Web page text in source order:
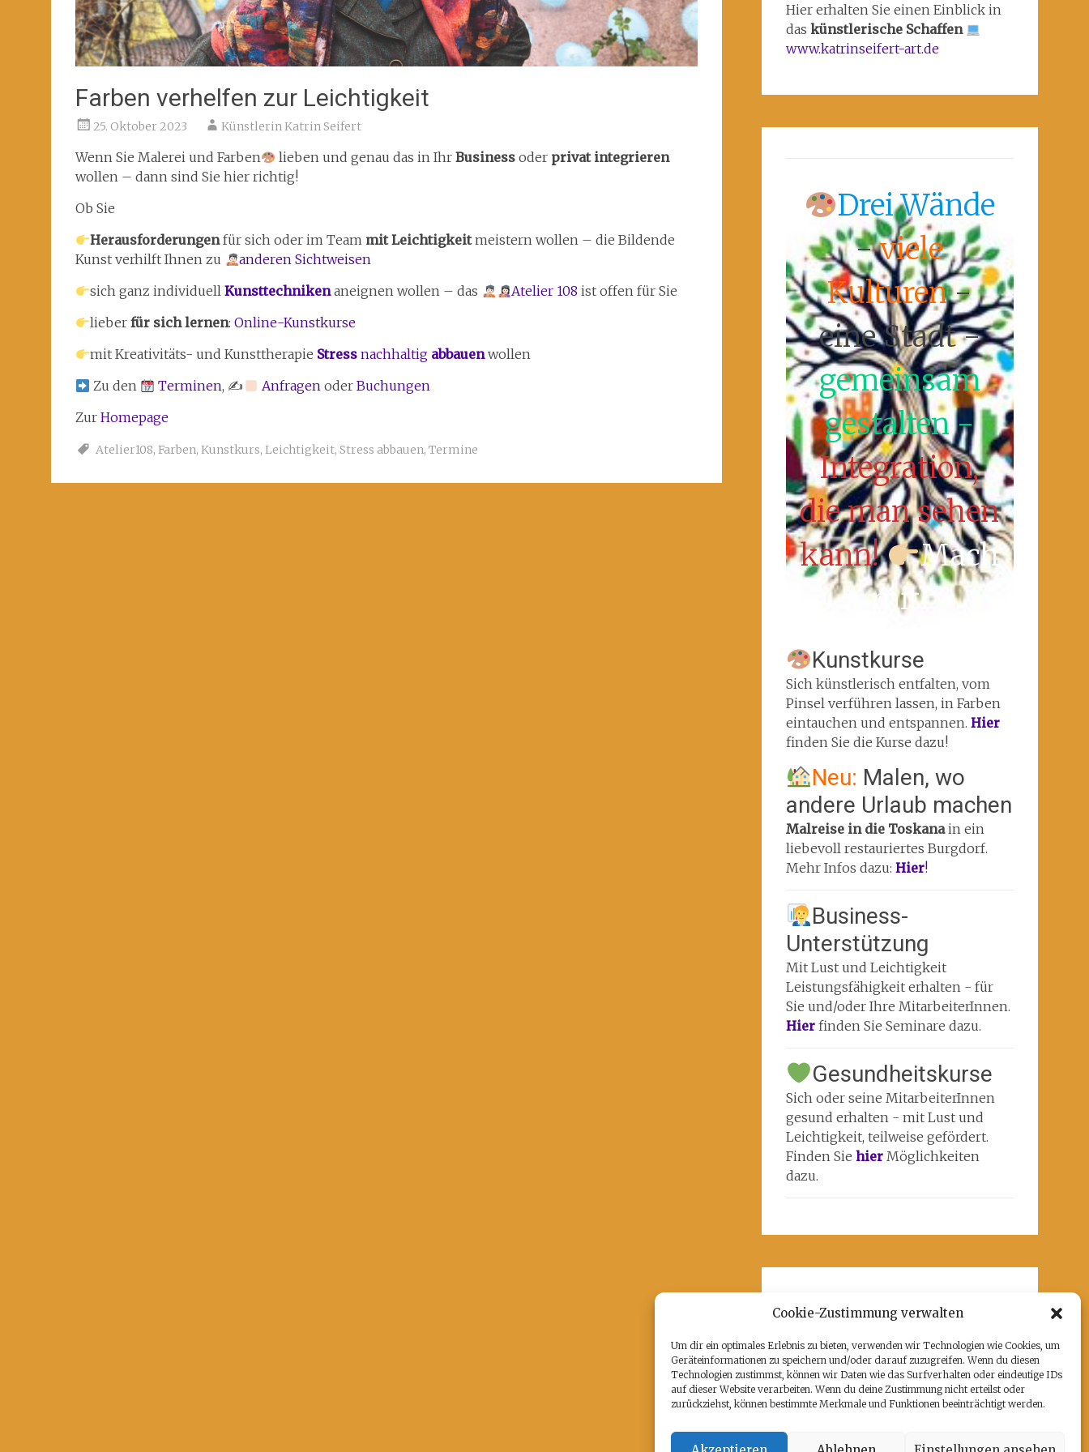
Cookie-Zustimmung verwalten
Um dir ein optimales Erlebnis zu bieten, verwenden wir Technologien wie Cookies, um
Geräteinformationen zu speichern und/oder darauf zuzugreifen. Wenn du diesen
Technologien zustimmst, können wir Daten wie das Surfverhalten oder eindeutige IDs
auf dieser Website verarbeiten. Wenn du deine Zustimmung nicht erteilst oder
zurückziehst, können bestimmte Merkmale und Funktionen beeinträchtigt werden.
Farben verhelfen zur Leichtigkeit
25. Oktober 2023 Künstlerin Katrin Seifert
Wenn Sie Malerei und Farben lieben und genau das in IhrBusinessoder privat integrieren
wollen – dann sind Sie hier richtig!
Ob Sie
Herausforderungenfür sich oder im Team mit Leichtigkeitmeistern wollen – die Bildende
Kunst verhilft Ihnen zu
anderen Sichtweisen
sich ganz individuellKunsttechniken aneignen wollen – das Atelier 108 ist offen für Sie
lieberfür sich lernen:Online-Kunstkurse
mit Kreativitäts- und Kunsttherapie Stressnachhaltig abbauen wollen
Zu den
Terminen, ✍ Anfragenoder Buchungen
Zur Homepage
Atelier108, Farben, Kunstkurs, Leichtigkeit, Stress abbauen, Termine
Hier erhalten Sie einen Einblick in
das künstlerische Schaffen
www.katrinseifert-art.de
Drei Wände
-viele
Kulturen-
eine Stadt -
gemeinsam
gestalten -
Integration,
die man sehen
kann!
Mach
mit!
Kunstkurse
Sich künstlerisch entfalten, vom
Pinsel verführen lassen, in Farben
eintauchen und entspannen. Hier
finden Sie die Kurse dazu!
Neu: Malen, wo
andere Urlaub machen
Malreise in die Toskanain ein
liebevoll restauriertes Burgdorf.
Mehr Infos dazu: Hier!
Business-
Unterstützung
Mit Lust und Leichtigkeit
Leistungsfähigkeit erhalten - für
Sie und/oder Ihre MitarbeiterInnen.
Hier finden Sie Seminare dazu.
Gesundheitskurse
Sich oder seine MitarbeiterInnen
gesund erhalten - mit Lust und
Leichtigkeit, teilweise gefördert.
Finden Sie hier Möglichkeiten
dazu.
Unsere Partner
kreative und künstlerische ♥️von
Potsdam:www.rz-potsdam.deund
mein Atelier 108